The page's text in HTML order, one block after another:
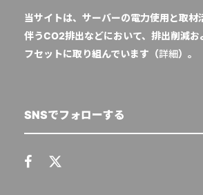
当サイトは、サーバーの電力使用と取材
伴うCO2排出などにおいて、排出削減お
フセットに取り組んでいます（詳細）。
SNSでフォローする